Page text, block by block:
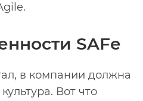
SAFe
в компании должна
Вот что